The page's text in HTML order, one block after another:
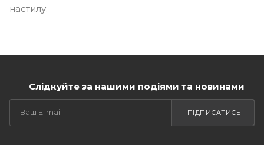
настилу.
Слідкуйте за нашими подіями та новинами
ПІДПИСАТИСЬ